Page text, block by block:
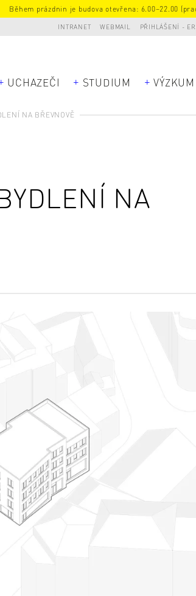
Během prázdnin je budova otevřena: 6.00–22.00
INTRANET WEBMAIL PŘIHLÁŠENÍ -
UCHAZEČI STUDIUM VÝZKUM
NA BŘEVNOVĚ
NA